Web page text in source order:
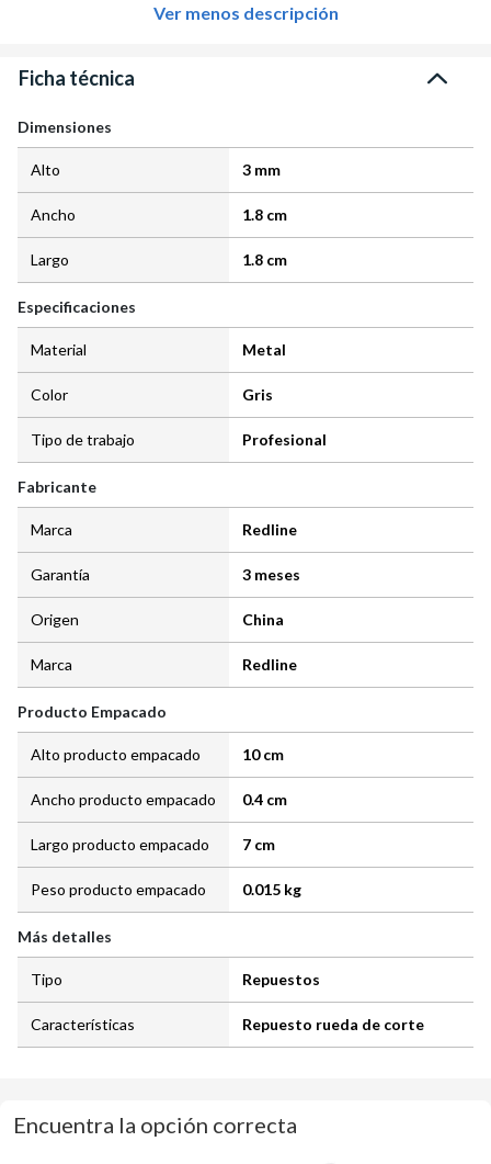
Ver menos descripción
Ficha técnica
Dimensiones
Alto 3 mm
Ancho 1.8 cm
Largo 1.8 cm
Especificaciones
Material Metal
Color Gris
Tipo de trabajo Profesional
Fabricante
Marca Redline
Garantía 3 meses
Origen China
Marca Redline
Producto Empacado
Alto producto empacado 10 cm
Ancho producto empacado 0.4 cm
Largo producto empacado 7 cm
Peso producto empacado 0.015 kg
Más detalles
Tipo Repuestos
Características Repuesto rueda de corte
Encuentra la opción correcta